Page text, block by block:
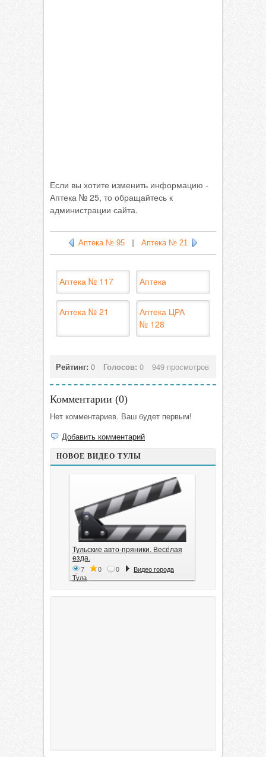
Если вы хотите изменить информацию -
Аптека № 25, то обращайтесь к
администрации сайта.
Аптека № 95 Аптека № 21
Аптека № 117 Аптека
Аптека № 21
Аптека ЦРА
№ 128
Рейтинг: 0 Голосов: 0 949 просмотров
Комментарии (0)
Нет комментариев. Ваш будет первым!
Добавить комментарий
НОВОЕ ВИДЕО ТУЛЫ
Тульские авто-пряники. Весёлая
езда.
7 0 0
Видео города
Тула